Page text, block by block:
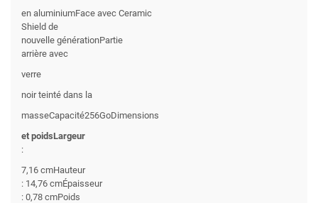
en aluminiumFace avec Ceramic
Shield de
nouvelle générationPartie
arrière avec
verre
noir teinté dans la
masseCapacité256GoDimensions
et poidsLargeur
:
7,16 cmHauteur
: 14,76 cmÉpaisseur
: 0,78 cmPoids